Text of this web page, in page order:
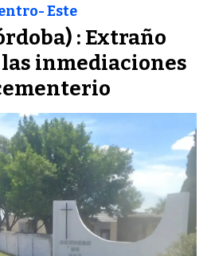
: Extraño
inmediaciones
Este